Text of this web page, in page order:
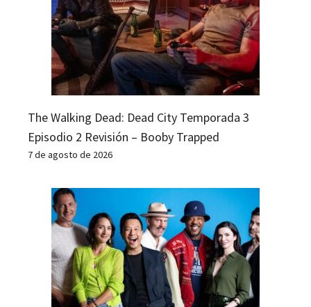
The Walking Dead: Dead City Temporada 3
Episodio 2 Revisión – Booby Trapped
7 de agosto de 2026